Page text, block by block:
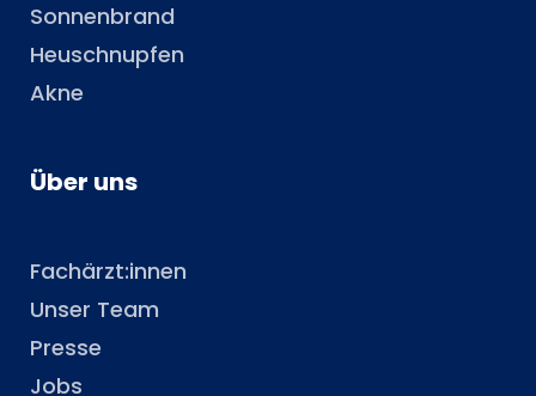
Sonnenbrand
Heuschnupfen
Akne
Über uns
Fachärzt:innen
Unser Team
Presse
Jobs